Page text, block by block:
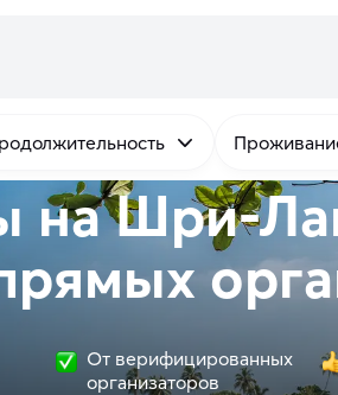
на Шри-
От верифицированных
организаторов